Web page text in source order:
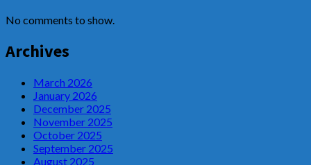
No comments to show.
Archives
March 2026
January 2026
December 2025
November 2025
October 2025
September 2025
August 2025